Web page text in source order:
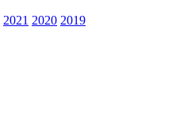
2021 2020 2019